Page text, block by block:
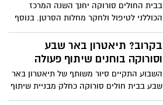
בבית החולים סורוקה יחנך השנה המרכז
הכוללני לטיפול ולחקר מחלות הסרטן. בנוסף
החלו בסורוקה בתכנון הבניין למחקרים
קליניים בשיתוף עם אוניברסיטת בן גוריון
בנגב. מנהל בית החולים סורוקה: "אנחנו
מאמינים בשיתוף פעולה, ויחד נייצר עתיד
גדול לבית החולים סורוקה".
בקרוב? תיאטרון באר שבע
וסורוקה בוחנים שיתוף פעולה
השבוע התקיים סיור משותף של תיאטרון באר
שבע בבית חולים סורוקה כחלק מבניית שיתוף
פעולה שנתי מתוך רצון ליצור פעילות חברתית